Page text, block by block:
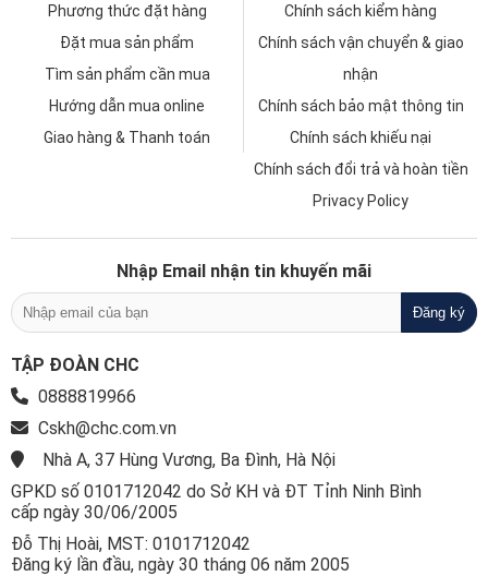
Phương thức đặt hàng
Đặt mua sản phẩm
Tìm sản phẩm cần mua
Hướng dẫn mua online
Giao hàng & Thanh toán
Chính sách kiểm hàng
Chính sách vận chuyển & giao
nhận
Chính sách bảo mật thông tin
Chính sách khiếu nại
Chính sách đổi trả và hoàn tiền
Privacy Policy
Nhập Email nhận tin khuyến mãi
TẬP ĐOÀN CHC
0888819966
Cskh@chc.com.vn
Nhà A, 37 Hùng Vương, Ba Đình, Hà Nội
GPKD số 0101712042 do Sở KH và ĐT Tỉnh Ninh Bình
cấp ngày 30/06/2005
Đỗ Thị Hoài, MST: 0101712042
Đăng ký lần đầu, ngày 30 tháng 06 năm 2005